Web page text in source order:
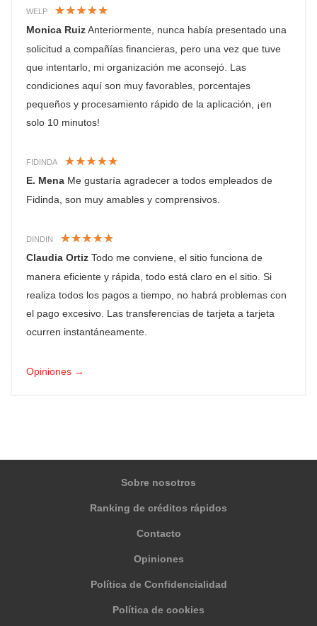
WELP
Monica RuizAnteriormente, nunca había presentado una
solicitud a compañías financieras, pero una vez que tuve
que intentarlo, mi organización me aconsejó. Las
condiciones aquí son muy favorables, porcentajes
pequeños y procesamiento rápido de la aplicación, ¡en
solo 10 minutos!
FIDINDA
E. Mena Me gustaría agradecer a todos empleados de
Fidinda, son muy amables y comprensivos.
DINDIN
Claudia Ortiz Todo me conviene, el sitio funciona de
manera eficiente y rápida, todo está claro en el sitio. Si
realiza todos los pagos a tiempo, no habrá problemas con
el pago excesivo. Las transferencias de tarjeta a tarjeta
ocurren instantáneamente.
Opiniones →
Sobre nosotros
Ranking de créditos rápidos
Contacto
Opiniones
Política de Confidencialidad
Política de cookies